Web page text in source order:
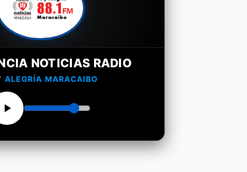
NOTICIAS RADIO
ALEGRÍA MARACAIBO